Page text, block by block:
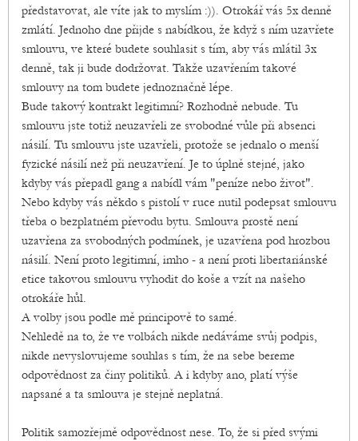
představovat, ale víte jak to myslím :)). Otrokář vás 5x denně
zmlátí. Jednoho dne přijde s nabídkou, že když s ním uzavřete
smlouvu, ve které budete souhlasit s tím, aby vás mlátil 3x
denně, tak ji bude dodržovat. Takže uzavřením takové
smlouvy na tom budete jednoznačně lépe.
Bude takový kontrakt legitimní? Rozhodně nebude. Tu
smlouvu jste totiž neuzavřeli ze svobodné vůle při absenci
násilí. Tu smlouvu jste uzavřeli, protože se jednalo o menší
fyzické násilí než při neuzavření. Je to úplně stejné, jako
kdyby vás přepadl gang a nabídl vám "peníze nebo život".
Nebo kdyby vás někdo s pistolí v ruce nutil podepsat smlouvu
třeba o bezplatném převodu bytu. Smlouva prostě není
uzavřena za svobodných podmínek, je uzavřena pod hrozbou
násilí. Není proto legitimní, imho - a není proti libertariánské
etice takovou smlouvu vyhodit do koše a vzít na našeho
otrokáře hůl.
A volby jsou podle mě principově to samé.
Nehledě na to, že ve volbách nikde nedáváme svůj podpis,
nikde nevyslovujeme souhlas s tím, že na sebe bereme
odpovědnost za činy politiků. A i kdyby ano, platí výše
napsané a ta smlouva je stejně neplatná.
Politik samozřejmě odpovědnost nese. To, že si před svými